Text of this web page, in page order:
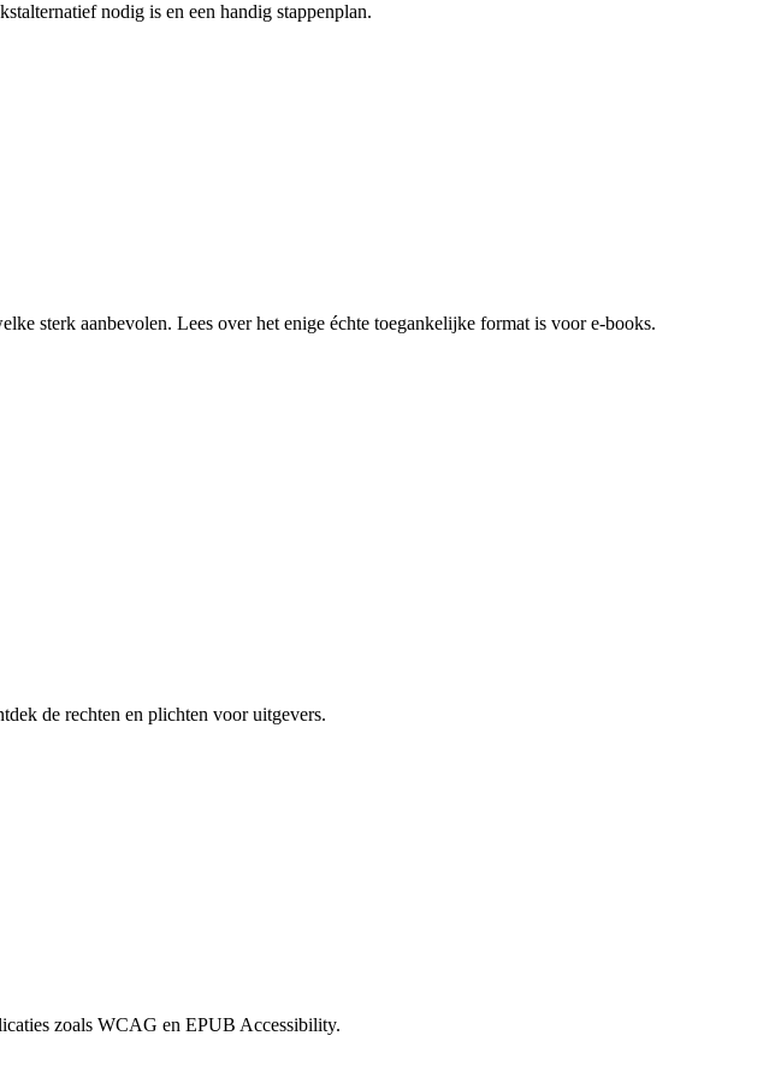
nodig is en een handig stappenplan.
sterk aanbevolen. Lees over het enige échte toegankelijke format is voor e-books.
de rechten en plichten voor uitgevers.
zoals WCAG en EPUB Accessibility.